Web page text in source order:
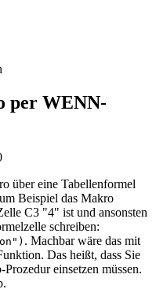
per WENN-
über eine Tabellenformel
Beispiel das Makro
C3 "4" ist und ansonsten
schreiben:
. Machbar wäre das mit
Das heißt, dass Sie
einsetzen müssen.